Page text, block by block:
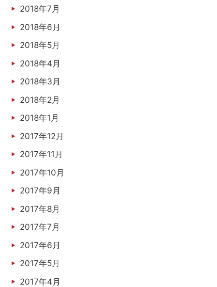
2018年7月
2018年6月
2018年5月
2018年4月
2018年3月
2018年2月
2018年1月
2017年12月
2017年11月
2017年10月
2017年9月
2017年8月
2017年7月
2017年6月
2017年5月
2017年4月